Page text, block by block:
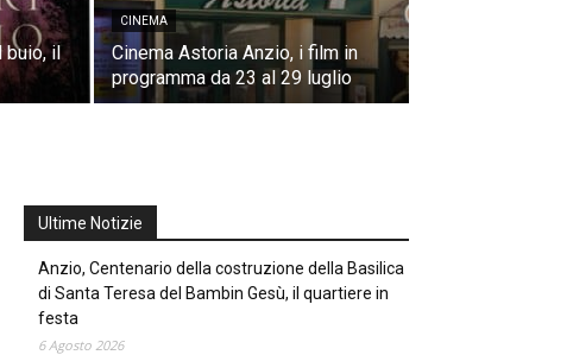
buio, il
CINEMA
Cinema Astoria Anzio, i film in
programma da 23 al 29 luglio
Ultime Notizie
Anzio, Centenario della costruzione della Basilica
di Santa Teresa del Bambin Gesù, il quartiere in
festa
6 Agosto 2026